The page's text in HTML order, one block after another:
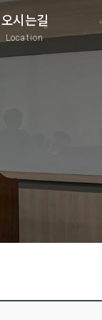
오시는길
Location